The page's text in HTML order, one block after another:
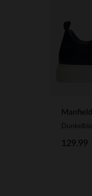
Manfield
129.99